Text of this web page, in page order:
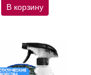
В корзину